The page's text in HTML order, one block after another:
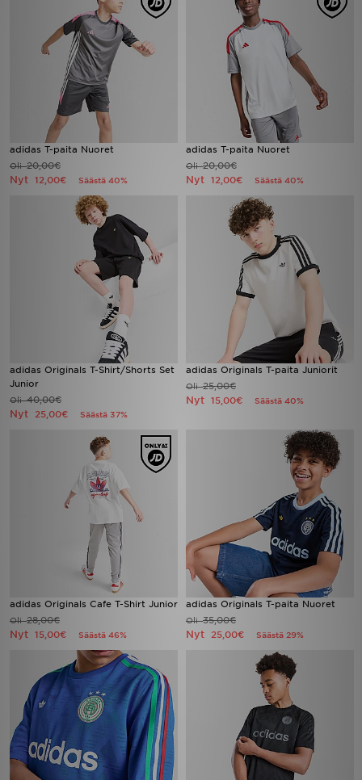
adidas T-paita Nuoret
Oli20,00€
Nyt 12,00€ Säästä 40%
adidas T-paita Nuoret
Oli20,00€
Nyt 12,00€ Säästä 40%
adidas Originals T-Shirt/Shorts Set
Junior
Oli40,00€
Nyt 25,00€ Säästä 37%
adidas Originals T-paita Juniorit
Oli25,00€
Nyt 15,00€ Säästä 40%
adidas Originals Cafe T-Shirt Junior
Oli28,00€
Nyt 15,00€ Säästä 46%
adidas Originals T-paita Nuoret
Oli35,00€
Nyt 25,00€ Säästä 29%